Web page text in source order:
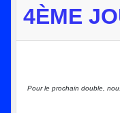
4ÈME
Pour le prochain double,